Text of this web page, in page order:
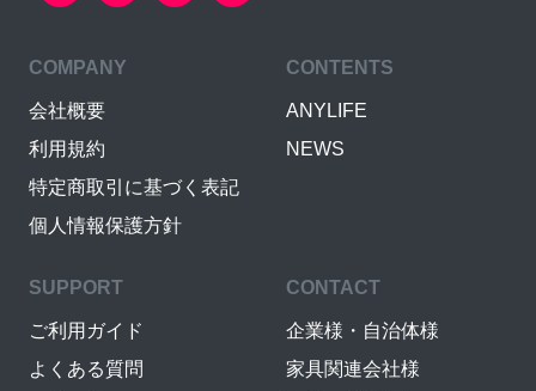
COMPANY
会社概要
利用規約
特定商取引に基づく表記
個人情報保護方針
CONTENTS
ANYLIFE
NEWS
SUPPORT
ご利用ガイド
よくある質問
CONTACT
企業様・自治体様
家具関連会社様